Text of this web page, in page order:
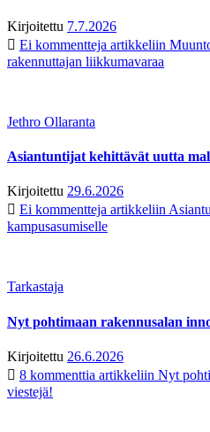
Kirjoitettu 7.7.2026
Ei kommentteja artikkeliin
rakennuttajan liikkumavaraa
Jethro Ollaranta
Asiantuntijat kehittävät uutta
Kirjoitettu 29.6.2026
Ei kommentteja artikkeliin
kampusasumiselle
Tarkastaja
Nyt pohtimaan rakennusalan
Kirjoitettu 26.6.2026
8 kommenttia artikkeliin Nyt
viestejä!